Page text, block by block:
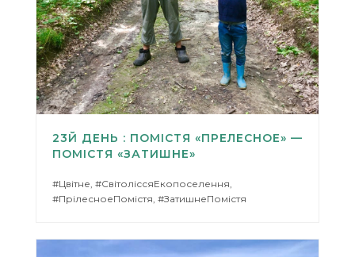
23Й ДЕНЬ : ПОМІСТЯ «ПРЕЛЕСНОЕ» —
ПОМІСТЯ «ЗАТИШНЕ»
#Цвітне, #СвітоліссяЕкопоселення,
#ПрілесноеПомістя, #ЗатишнеПомістя